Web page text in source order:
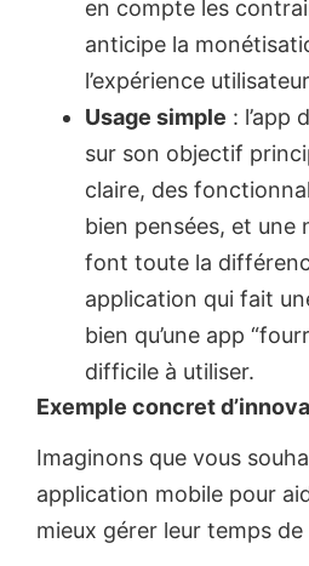
en compte les
anticipe la
l’expérience
Usage simple : l’app
sur son objectif
claire, des
bien pensées, et une
font toute la
application qui fait
bien qu’une app
difficile à utiliser.
Exemple concret
Imaginons que vous
application mobile pour
mieux gérer leur temps de